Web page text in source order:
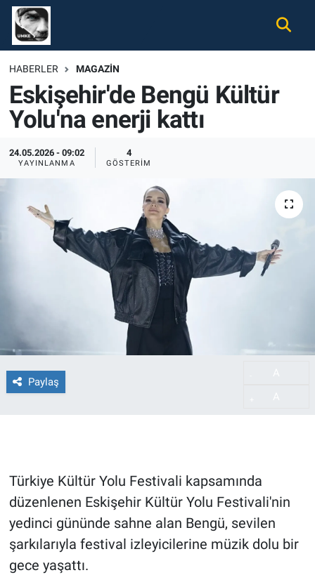
HABERLER MAGAZIN
Eskişehir'de Bengü Kültür
Yolu'na enerji kattı
24.05.2026 - 09:02
YAYINLANMA
4
GÖSTERIM
Paylaş
Türkiye Kültür Yolu Festivali kapsamında
düzenlenen Eskişehir Kültür Yolu Festivali'nin
yedinci gününde sahne alan Bengü, sevilen
şarkılarıyla festival izleyicilerine müzik dolu bir
gece yaşattı.
Gündem
Ekonomi
Spor
Magazin
İletişim
Nöbetçi Eczaneler
Hava Durumu
Namaz Vakitleri
Trafik Durumu
Süper Lig Puan Durumu ve Fikstür
Tüm Manşetler
Son Dakika Haberleri